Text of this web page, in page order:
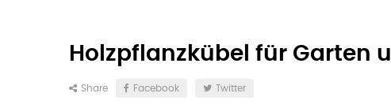
Holzpflanzkübel für Garten
Share Facebook Twitter